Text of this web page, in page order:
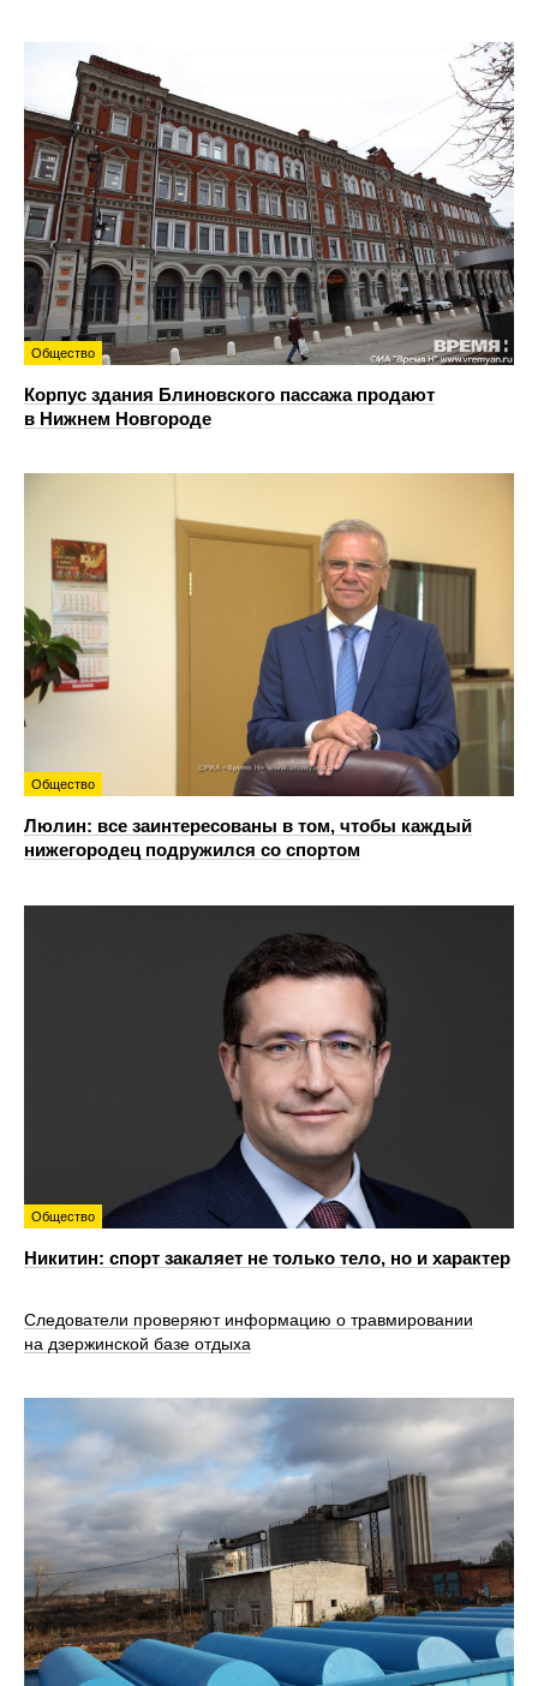
Общество
Корпус здания Блиновского пассажа продают
в Нижнем Новгороде
Общество
Люлин: все заинтересованы в том, чтобы каждый
нижегородец подружился со спортом
Общество
Никитин: спорт закаляет не только тело, но и характер
Следователи проверяют информацию о травмировании
на дзержинской базе отдыха